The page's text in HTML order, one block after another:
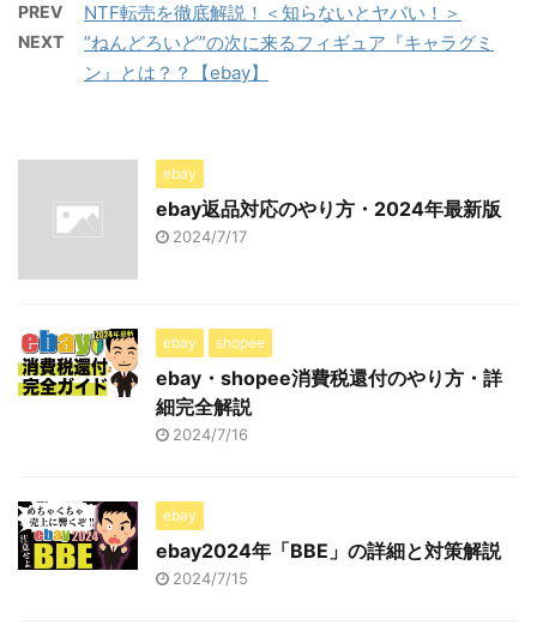
PREV NTF転売を徹底解説！＜知らないとヤバい！＞
NEXT
”ねんどろいど”の次に来るフィギュア『キャラグミ
ン』とは？？【ebay】
ebay
ebay返品対応のやり方・2024年最新版
2024/7/17
ebay shopee
ebay・shopee消費税還付のやり方・詳
細完全解説
2024/7/16
ebay
ebay2024年「BBE」の詳細と対策解説
2024/7/15